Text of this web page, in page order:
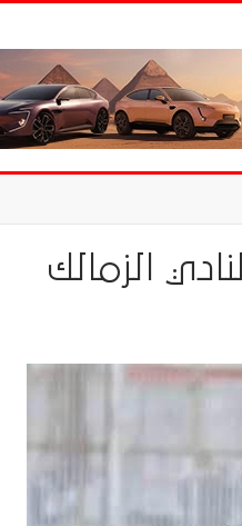
الزمالك